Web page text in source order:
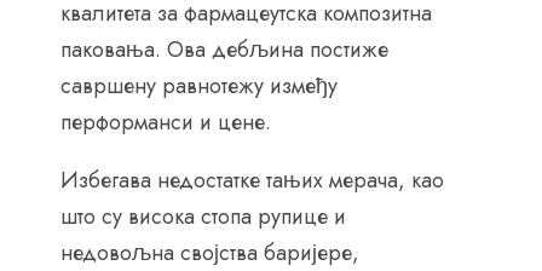
квалитета за фармацеутска композитна
паковања. Ова дебљина постиже
савршену равнотежу између
перформанси и цене.
Избегава недостатке тањих мерача, као
што су висока стопа рупице и
недовољна својства баријере,